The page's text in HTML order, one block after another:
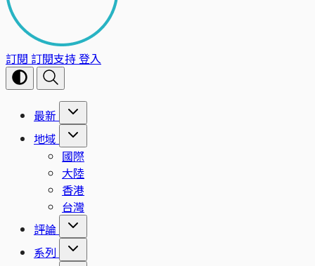
訂閱 訂閱支持登入
最新
地域
國際
大陸
香港
台灣
評論
系列